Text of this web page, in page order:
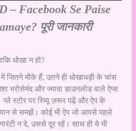
– Facebook Se Paise
पूरी जानकारी
धोखा न हो?
मौके हैं, उतने ही धोखाधड़ी के चांस
भरोसेमंद और ज्यादा डाउनलोड वाले ऐप्स
प्ले स्टोर पर रिव्यू ज़रूर पढ़ें और ऐप के
से समझें। कोई भी ऐप जो आपसे पहले
न दे, उससे दूर रहें। साथ ही ये भी